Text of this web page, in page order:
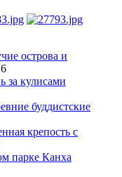
острова и
за кулисами
буддистские
крепость с
парке Канха